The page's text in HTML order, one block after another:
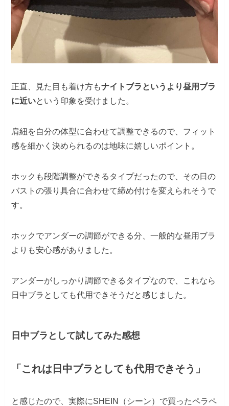
正直、見た目も着け方もナイトブラというより昼用ブラ
に近いという印象を受けました。
肩紐を自分の体型に合わせて調整できるので、フィット
感を細かく決められるのは地味に嬉しいポイント。
ホックも段階調整ができるタイプだったので、その日の
バストの張り具合に合わせて締め付けを変えられそうで
す。
ホックでアンダーの調節ができる分、一般的な昼用ブラ
よりも安心感がありました。
アンダーがしっかり調節できるタイプなので、これなら
日中ブラとしても代用できそうだと感じました。
日中ブラとして試してみた感想
「これは日中ブラとしても代用できそう」
と感じたので、実際にSHEIN（シーン）で買ったペラペ